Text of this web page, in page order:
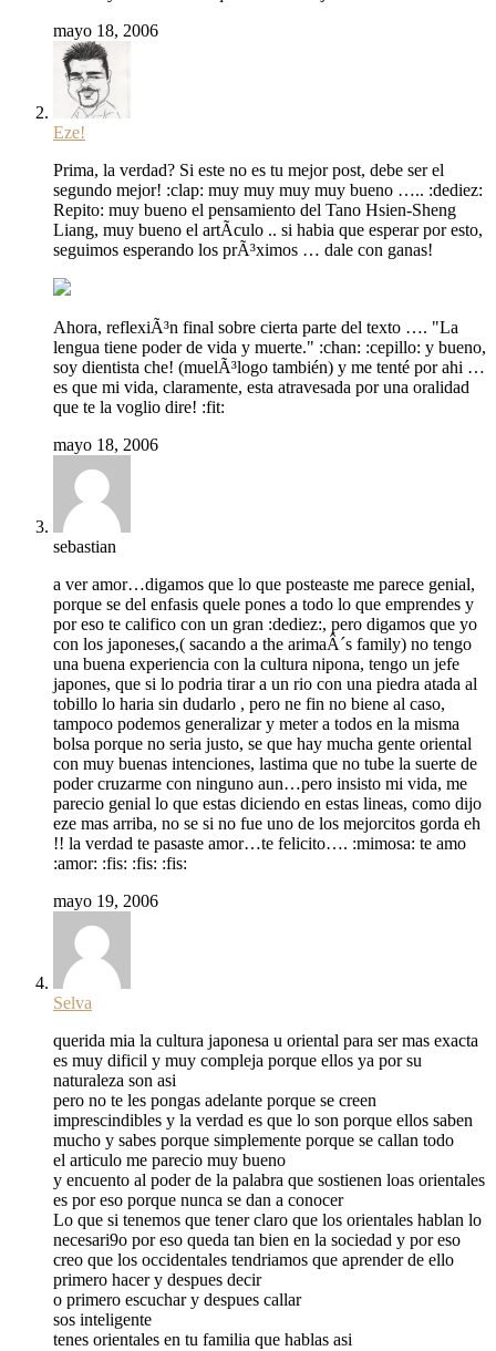
mayo 18, 2006
Eze!
Prima, la verdad? Si este no es tu mejor post, debe ser el
segundo mejor! :clap: muy muy muy muy bueno ….. :dediez:
Repito: muy bueno el pensamiento del Tano Hsien-Sheng
Liang, muy bueno el artÃ­culo .. si habia que esperar por esto,
seguimos esperando los prÃ³ximos … dale con ganas!
Ahora, reflexiÃ³n final sobre cierta parte del texto …. "La
lengua tiene poder de vida y muerte." :chan: :cepillo: y bueno,
soy dientista che! (muelÃ³logo también) y me tenté por ahi …
es que mi vida, claramente, esta atravesada por una oralidad
que te la voglio dire! :fit:
mayo 18, 2006
sebastian
a ver amor…digamos que lo que posteaste me parece genial,
porque se del enfasis quele pones a todo lo que emprendes y
por eso te califico con un gran :dediez:, pero digamos que yo
con los japoneses,( sacando a the arimaÂ´s family) no tengo
una buena experiencia con la cultura nipona, tengo un jefe
japones, que si lo podria tirar a un rio con una piedra atada al
tobillo lo haria sin dudarlo , pero ne fin no biene al caso,
tampoco podemos generalizar y meter a todos en la misma
bolsa porque no seria justo, se que hay mucha gente oriental
con muy buenas intenciones, lastima que no tube la suerte de
poder cruzarme con ninguno aun…pero insisto mi vida, me
parecio genial lo que estas diciendo en estas lineas, como dijo
eze mas arriba, no se si no fue uno de los mejorcitos gorda eh
!! la verdad te pasaste amor…te felicito…. :mimosa: te amo
:amor: :fis: :fis: :fis:
mayo 19, 2006
Selva
querida mia la cultura japonesa u oriental para ser mas exacta
es muy dificil y muy compleja porque ellos ya por su
naturaleza son asi
pero no te les pongas adelante porque se creen
imprescindibles y la verdad es que lo son porque ellos saben
mucho y sabes porque simplemente porque se callan todo
el articulo me parecio muy bueno
y encuento al poder de la palabra que sostienen loas orientales
es por eso porque nunca se dan a conocer
Lo que si tenemos que tener claro que los orientales hablan lo
necesari9o por eso queda tan bien en la sociedad y por eso
creo que los occidentales tendriamos que aprender de ello
primero hacer y despues decir
o primero escuchar y despues callar
sos inteligente
tenes orientales en tu familia que hablas asi